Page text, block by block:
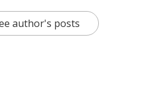
author's posts